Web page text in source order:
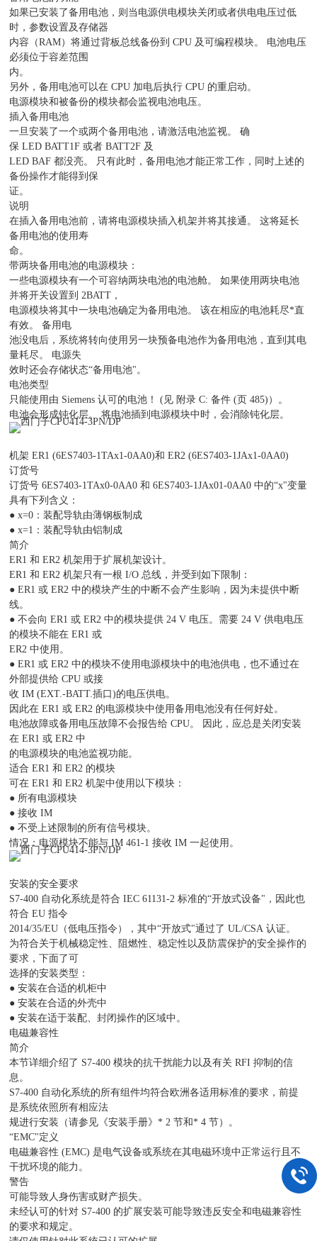
如果已安装了备用电池，则当电源供电模块关闭或者供电电压过低
时，参数设置及存储器
内容（RAM）将通过背板总线备份到 CPU 及可编程模块。 电池电压
必须位于容差范围
内。
另外，备用电池可以在 CPU 加电后执行 CPU 的重启动。
电源模块和被备份的模块都会监视电池电压。
插入备用电池
一旦安装了一个或两个备用电池，请激活电池监视。 确
保 LED BATT1F 或者 BATT2F 及
LED BAF 都没亮。 只有此时，备用电池才能正常工作，同时上述的
备份操作才能得到保
证。
说明
在插入备用电池前，请将电源模块插入机架并将其接通。 这将延长
备用电池的使用寿
命。
带两块备用电池的电源模块：
一些电源模块有一个可容纳两块电池的电池舱。 如果使用两块电池
并将开关设置到 2BATT，
电源模块将其中一块电池确定为备用电池。 该在相应的电池耗尽*直
有效。 备用电
池没电后，系统将转向使用另一块预备电池作为备用电池，直到其电
量耗尽。 电源失
效时还会存储状态“备用电池"。
电池类型
只能使用由 Siemens 认可的电池！ (见 附录 C: 备件 (页 485)）。
电池会形成钝化层。 将电池插到电源模块中时，会消除钝化层。
机架 ER1 (6ES7403-1TAx1-0AA0)和 ER2 (6ES7403-1JAx1-0AA0)
订货号
订货号 6ES7403-1TAx0-0AA0 和 6ES7403-1JAx01-0AA0 中的“x"变量
具有下列含义：
● x=0：装配导轨由薄钢板制成
● x=1：装配导轨由铝制成
简介
ER1 和 ER2 机架用于扩展机架设计。
ER1 和 ER2 机架只有一根 I/O 总线，并受到如下限制：
● ER1 或 ER2 中的模块产生的中断不会产生影响，因为未提供中断
线。
● 不会向 ER1 或 ER2 中的模块提供 24 V 电压。需要 24 V 供电电压
的模块不能在 ER1 或
ER2 中使用。
● ER1 或 ER2 中的模块不使用电源模块中的电池供电，也不通过在
外部提供给 CPU 或接
收 IM (EXT.-BATT.插口)的电压供电。
因此在 ER1 或 ER2 的电源模块中使用备用电池没有任何好处。
电池故障或备用电压故障不会报告给 CPU。 因此，应总是关闭安装
在 ER1 或 ER2 中
的电源模块的电池监视功能。
适合 ER1 和 ER2 的模块
可在 ER1 和 ER2 机架中使用以下模块：
● 所有电源模块
● 接收 IM
● 不受上述限制的所有信号模块。
情况：电源模块不能与 IM 461-1 接收 IM 一起使用。
安装的安全要求
S7-400 自动化系统是符合 IEC 61131-2 标准的“开放式设备"，因此也
符合 EU 指令
2014/35/EU（低电压指令），其中“开放式"通过了 UL/CSA 认证。
为符合关于机械稳定性、阻燃性、稳定性以及防震保护的安全操作的
要求，下面了可
选择的安装类型：
● 安装在合适的机柜中
● 安装在合适的外壳中
● 安装在适于装配、封闭操作的区域中。
电磁兼容性
简介
本节详细介绍了 S7-400 模块的抗干扰能力以及有关 RFI 抑制的信
息。
S7-400 自动化系统的所有组件均符合欧洲各适用标准的要求，前提
是系统依照所有相应法
规进行安装（请参见《安装手册》* 2 节和* 4 节）。
“EMC"定义
电磁兼容性 (EMC) 是电气设备或系统在其电磁环境中正常运行且不
干扰环境的能力。
警告
可能导致人身伤害或财产损失。
未经认可的针对 S7-400 的扩展安装可能导致违反安全和电磁兼容性
的要求和规定。